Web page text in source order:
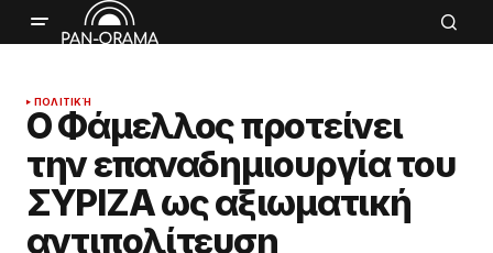
ΠΟΛΙΤΙΚΉ
Ο Φάμελλος προτείνει
την επαναδημιουργία του
ΣΥΡΙΖΑ ως αξιωματική
αντιπολίτευση